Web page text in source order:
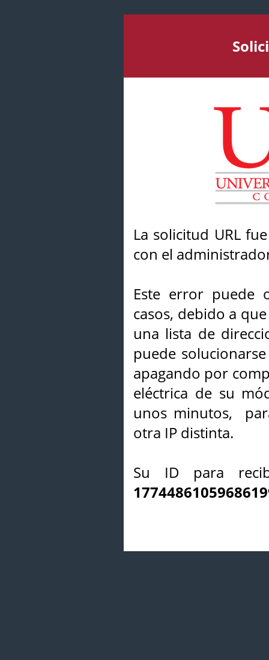
La solicitud URL
con el
Este error puede
casos, debido a
una lista de
puede
apagando por
eléctrica de su
unos minutos,
otra IP distinta.
Su ID para